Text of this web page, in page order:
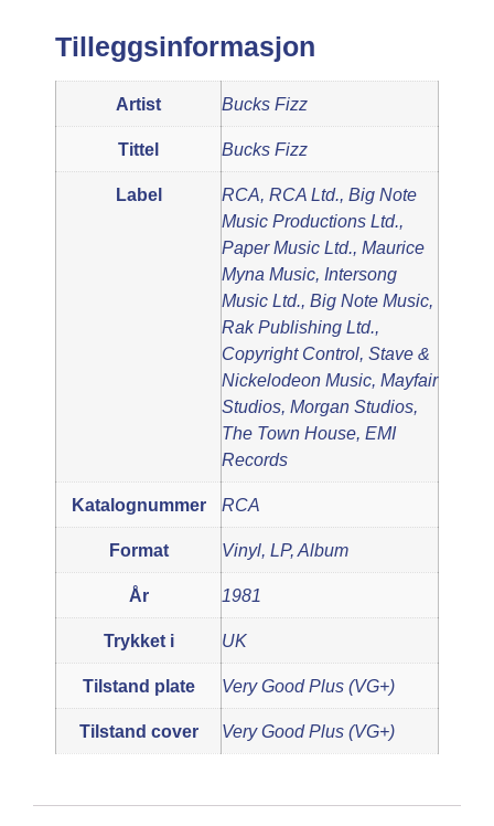
Tilleggsinformasjon
Artist Bucks Fizz
Tittel Bucks Fizz
Label
RCA, RCA Ltd., Big Note
Music Productions Ltd.,
Paper Music Ltd., Maurice
Myna Music, Intersong
Music Ltd., Big Note Music,
Rak Publishing Ltd.,
Copyright Control, Stave &
Nickelodeon Music, Mayfair
Studios, Morgan Studios,
The Town House, EMI
Records
Katalognummer RCA
Format Vinyl, LP, Album
År 1981
Trykket i UK
Tilstand plate Very Good Plus (VG+)
Tilstand cover Very Good Plus (VG+)